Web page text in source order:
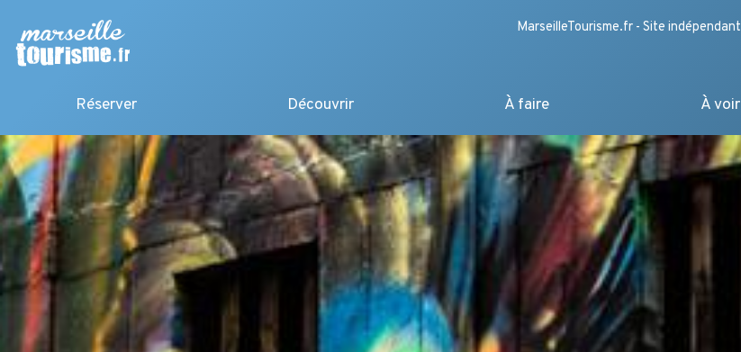
MarseilleTourisme.fr - Site indépendant
Réserver Découvrir À faire À voir